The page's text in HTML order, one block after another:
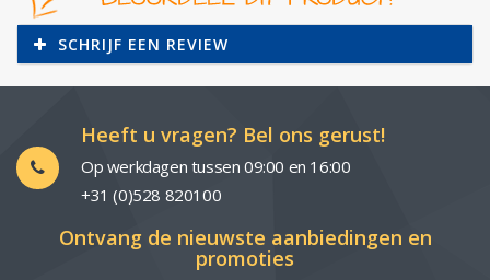
SCHRIJF EEN REVIEW
Heeft u vragen? Bel ons gerust!
Op werkdagen tussen 09:00 en 16:00
+31 (0)528 820100
Ontvang de nieuwste aanbiedingen en
promoties